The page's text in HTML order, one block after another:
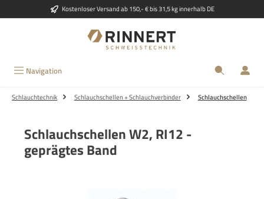
Zum Hauptinhalt springenKostenloser Versand ab 150,- € bis 31,5 kg innerhalb DE
Navigation
Schlauchtechnik Schlauchschellen + Schlauchverbinder Schlauchschellen
Schlauchschellen W2, RI12 -
geprägtes Band